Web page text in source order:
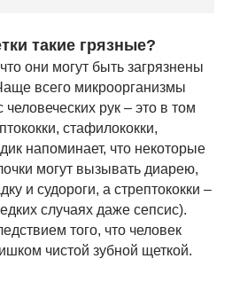
такие грязные?
они могут быть загрязнены
всего микроорганизмы
рук – это в том
стафилококки,
напоминает, что некоторые
могут вызывать диарею,
и судороги, а стрептококки –
случаях даже сепсис).
того, что человек
чистой зубной щеткой.